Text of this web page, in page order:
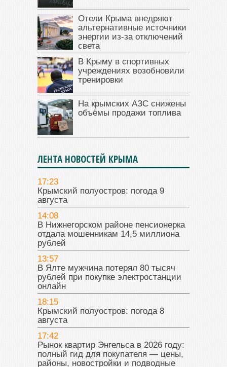
Отели Крыма внедряют
альтернативные источники
энергии из-за отключений
света
В Крыму в спортивных
учреждениях возобновили
тренировки
На крымских АЗС снижены
объёмы продажи топлива
ЛЕНТА НОВОСТЕЙ КРЫМА
17:23
Крымский полуостров: погода 9
августа
14:08
В Нижнегорском районе пенсионерка
отдала мошенникам 14,5 миллиона
рублей
13:57
В Ялте мужчина потерял 80 тысяч
рублей при покупке электростанции
онлайн
18:15
Крымский полуостров: погода 8
августа
17:42
Рынок квартир Энгельса в 2026 году:
полный гид для покупателя — цены,
районы, новостройки и подводные